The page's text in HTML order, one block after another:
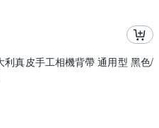
利真皮手工相機背帶 通用型 黑色/